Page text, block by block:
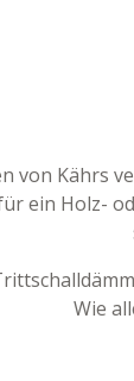
von Kährs
ein Holz-
Wie